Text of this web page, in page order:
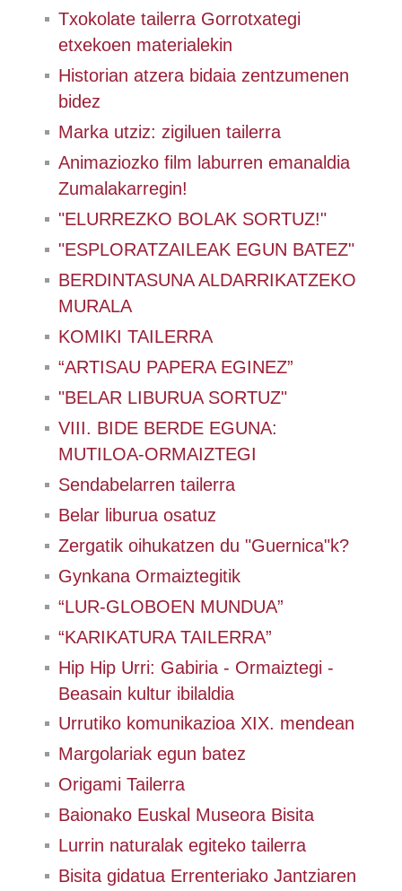
Txokolate tailerra Gorrotxategi
etxekoen materialekin
Historian atzera bidaia zentzumenen
bidez
Marka utziz: zigiluen tailerra
Animaziozko film laburren emanaldia
Zumalakarregin!
"ELURREZKO BOLAK SORTUZ!"
"ESPLORATZAILEAK EGUN BATEZ"
BERDINTASUNA ALDARRIKATZEKO
MURALA
KOMIKI TAILERRA
“ARTISAU PAPERA EGINEZ”
"BELAR LIBURUA SORTUZ"
VIII. BIDE BERDE EGUNA:
MUTILOA-ORMAIZTEGI
Sendabelarren tailerra
Belar liburua osatuz
Zergatik oihukatzen du "Guernica"k?
Gynkana Ormaiztegitik
“LUR-GLOBOEN MUNDUA”
“KARIKATURA TAILERRA”
Hip Hip Urri: Gabiria - Ormaiztegi -
Beasain kultur ibilaldia
Urrutiko komunikazioa XIX. mendean
Margolariak egun batez
Origami Tailerra
Baionako Euskal Museora Bisita
Lurrin naturalak egiteko tailerra
Bisita gidatua Errenteriako Jantziaren